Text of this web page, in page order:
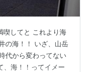
喫してと これより海
の海！！ いざ、山岳
代から変わってない
、海！！ってイメー